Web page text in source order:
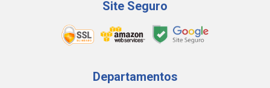
Site Seguro
Departamentos